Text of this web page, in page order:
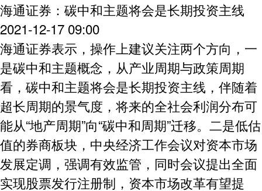
海通证券：碳中和主题将会是长期投资主线
2021-12-17 09:00
海通证券表示，操作上建议关注两个方向，一
是碳中和主题概念，从产业周期与政策周期
看，碳中和主题将会是长期投资主线，伴随着
超长周期的景气度，将来的全社会利润分布可
能从“地产周期”向“碳中和周期”迁移。二是低估
值的券商板块，中央经济工作会议对资本市场
发展定调，强调有效监管，同时会议提出全面
实现股票发行注册制，资本市场改革有望提